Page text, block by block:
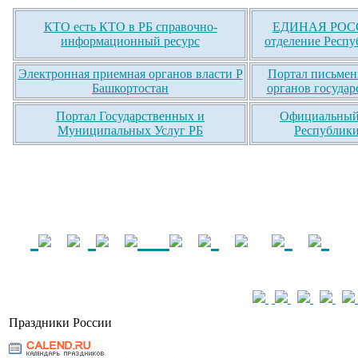
КТО есть КТО в РБ справочно-
информационный ресурс
ЕДИНАЯ
отделение
Электронная приемная органов власти Р
Башкортостан
Портал
органов
Портал Государственных и
Муниципальных Услуг РБ
Официальный
Праздники России